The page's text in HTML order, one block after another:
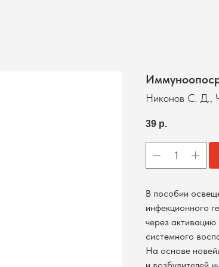
Никонов С. Д.,
39 р.
В пособии
инфекционного
через
системного
На основе